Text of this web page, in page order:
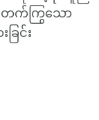
တက်ကြွသော
ြင်း